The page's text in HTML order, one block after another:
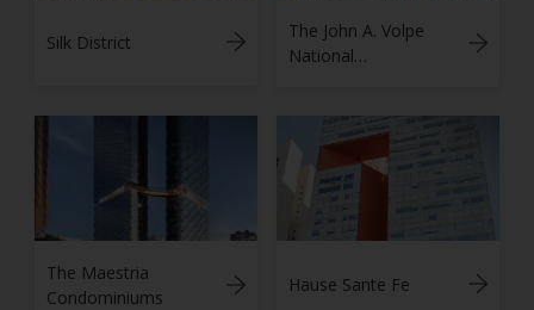
Silk District
The John A. Volpe
National
The Maestria
Condominiums
Hause Sante Fe